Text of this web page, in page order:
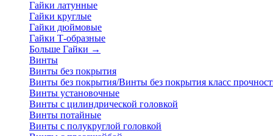
Гайки латунные
Гайки круглые
Гайки дюймовые
Гайки Т-образные
Больше Гайки →
Винты
Винты без покрытия
Винты без покрытия/Винты без покрытия класс
Винты установочные
Винты с цилиндрической головкой
Винты потайные
Винты с полукруглой головкой